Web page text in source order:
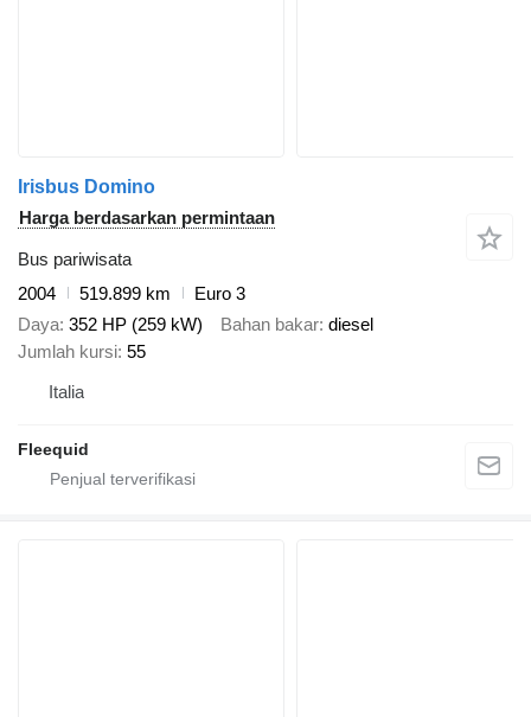
Irisbus Domino
Harga berdasarkan permintaan
Bus pariwisata
2004
519.899 km
Euro 3
Daya 352 HP (259 kW) Bahan bakar diesel
Jumlah kursi 55
Italia
Fleequid